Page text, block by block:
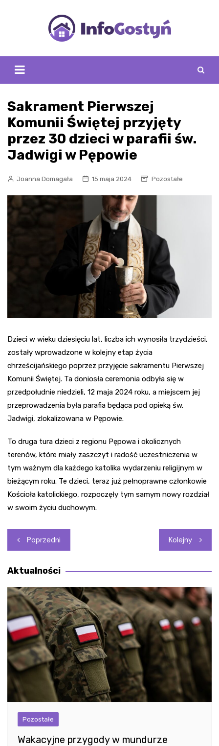
Sakrament Pierwszej
Komunii Świętej przyjęty
przez 30 dzieci w parafii św.
Jadwigi w Pępowie
Joanna Domagała 15 maja 2024 Pozostałe
Dzieci w wieku dziesięciu lat, liczba ich wynosiła trzydzieści,
zostały wprowadzone w kolejny etap życia
chrześcijańskiego poprzez przyjęcie sakramentu Pierwszej
Komunii Świętej. Ta doniosła ceremonia odbyła się w
przedpołudnie niedzieli, 12 maja 2024 roku, a miejscem jej
przeprowadzenia była parafia będąca pod opieką św.
Jadwigi, zlokalizowana w Pępowie.
To druga tura dzieci z regionu Pępowa i okolicznych
terenów, które miały zaszczyt i radość uczestniczenia w
tym ważnym dla każdego katolika wydarzeniu religijnym w
bieżącym roku. Te dzieci, teraz już pełnoprawne członkowie
Kościoła katolickiego, rozpoczęły tym samym nowy rozdział
w swoim życiu duchowym.
Nawigacja
wpisu
Poprzedni Kolejny
Aktualności
Pozostałe
Wakacyjne przygody w mundurze